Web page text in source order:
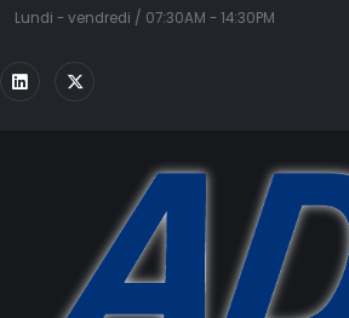
Lundi - vendredi / 07:30AM - 14:30PM